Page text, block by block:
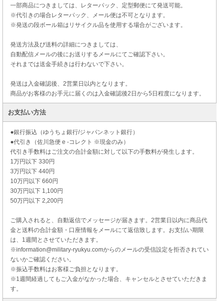
一部商品につきましては、レターパック、定型郵便にて発送可能。
※代引きの場合レターパック、メール便は不可となります。
※発送の段ボール箱はリサイクル品を使用する場合がございます。
発送方法及び送料の詳細につきましては、
自動配信メールの後にお送りするメールにてご確認下さい。
それまでは送金手続きは行わないで下さい。
発送は入金確認後、2営業日以内となります。
商品がお客様のお手元に届くのは入金確認後2日から5日程度になります。
お支払い方法
●銀行振込（ゆうちょ銀行/ジャパンネット銀行）
●代引き（佐川急便 e -コレクト ※現金のみ）
代引き手数料はご注文の合計金額に対して以下の手数料が発生します。
1万円以下 330円
3万円以下 440円
10万円以下 660円
30万円以下 1,100円
50万円以下 2,200円
ご購入されると、自動返信でメッセージが届きます。2営業日以内に商品代
金と送料の合計金額・口座情報をメールにて返信致します。お支払い期限
は、1週間とさせていただきます。
※information@military-ryukyu.comからのメールの受信設定を拒否されてい
ないかご確認ください。
※振込手数料はお客様ご負担となります。
※1週間経過してもご入金がなかった場合、キャンセルとさせていただきま
す。